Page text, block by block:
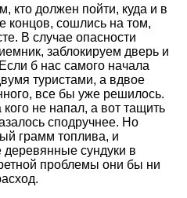
кто должен пойти, куда и в
концов, сошлись на том,
В случае опасности
заблокируем дверь и
б нас самого начала
туристами, а вдвое
все бы уже решилось.
не напал, а вот тащить
сподручнее. Но
грамм топлива, и
сундуки в
проблемы они бы ни